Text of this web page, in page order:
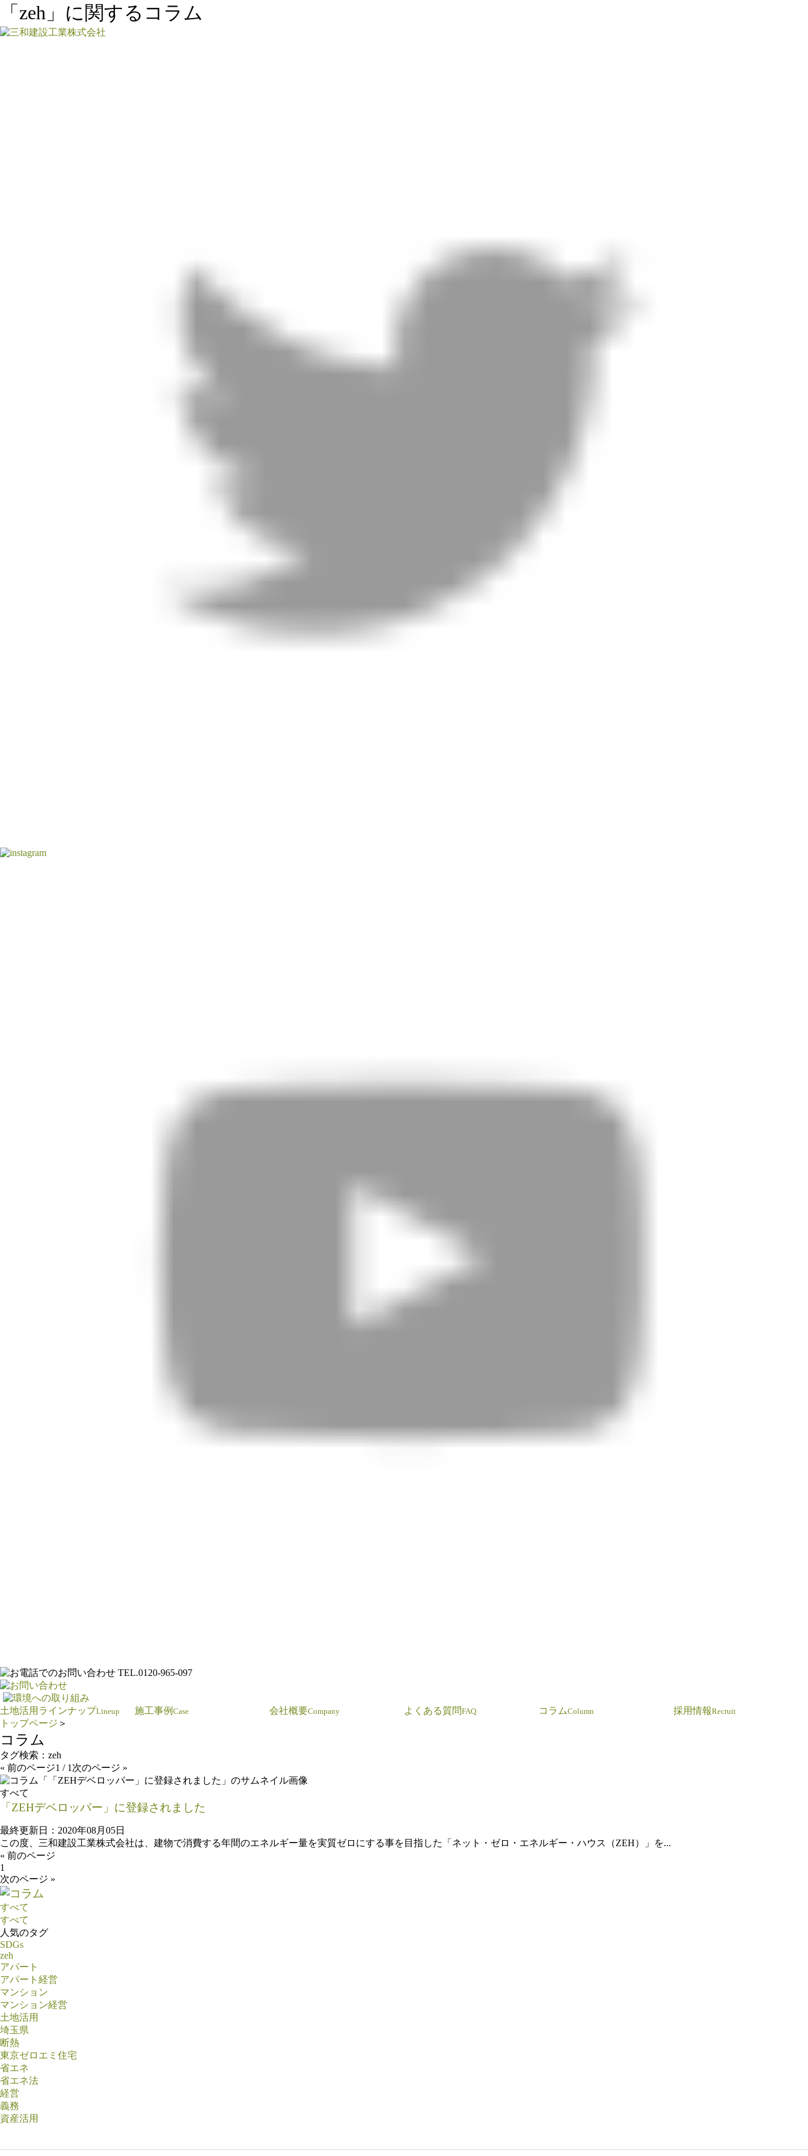
「zeh」に関するコラム
土地活用ラインナップLineup 施工事例 Case 会社概要Company よくある質問FAQ コラムColumn 採用情報Recruit
トップページ ＞
コラム
タグ検索： zeh
« 前のページ1 / 1 次のページ »
すべて
「ZEHデベロッパー」に登録されました
最終更新日：2020年08月05日
この度、三和建設工業株式会社は、建物で消費する年間のエネルギー量を実質ゼロにする事を目指した「ネット・ゼロ・エネルギー・ハウス（ZEH）」を...
« 前のページ
1
次のページ »
すべて
すべて
人気のタグ
SDGs
zeh
アパート
アパート経営
マンション
マンション経営
土地活用
埼玉県
断熱
東京ゼロエミ住宅
省エネ
省エネ法
経営
義務
資産活用